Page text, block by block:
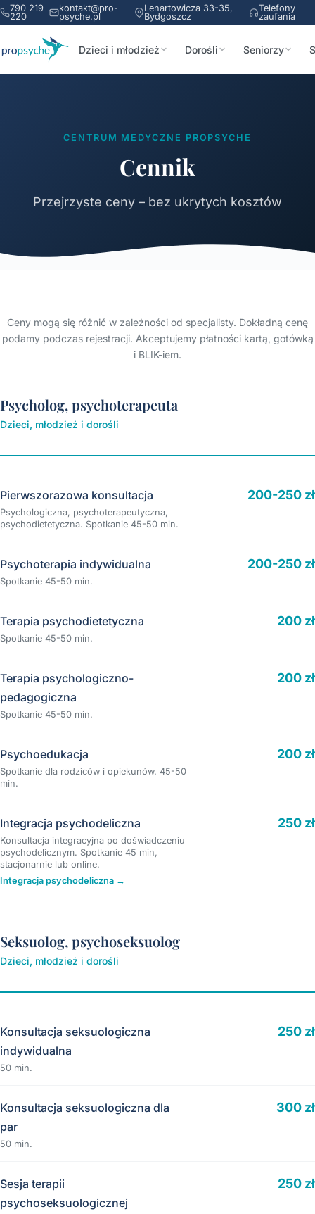
790 219
220
kontakt@pro-
psyche.pl
Lenartowicza 33-35,
Bydgoszcz
Telefony
zaufania
Dzieci i młodzież Dorośli Seniorzy
CENTRUM MEDYCZNE PROPSYCHE
Cennik
Przejrzyste ceny – bez ukrytych kosztów
Ceny mogą się różnić w zależności od specjalisty. Dokładną cenę
podamy podczas rejestracji. Akceptujemy płatności kartą, gotówką
i BLIK-iem.
Psycholog, psychoterapeuta
Dzieci, młodzież i dorośli
Pierwszorazowa konsultacja
Psychologiczna, psychoterapeutyczna,
psychodietetyczna. Spotkanie 45-50 min.
200-250 zł
Psychoterapia indywidualna
Spotkanie 45-50 min.
200-250 zł
Terapia psychodietetyczna
Spotkanie 45-50 min.
200 zł
Terapia psychologiczno-
pedagogiczna
Spotkanie 45-50 min.
200 zł
Psychoedukacja
Spotkanie dla rodziców i opiekunów. 45-50
min.
200 zł
Integracja psychodeliczna
Konsultacja integracyjna po doświadczeniu
psychodelicznym. Spotkanie 45 min,
stacjonarnie lub online.
Integracja psychodeliczna →
250 zł
Seksuolog, psychoseksuolog
Dzieci, młodzież i dorośli
Konsultacja seksuologiczna
indywidualna
50 min.
250 zł
Konsultacja seksuologiczna dla
par
50 min.
300 zł
Sesja terapii
psychoseksuologicznej
250 zł